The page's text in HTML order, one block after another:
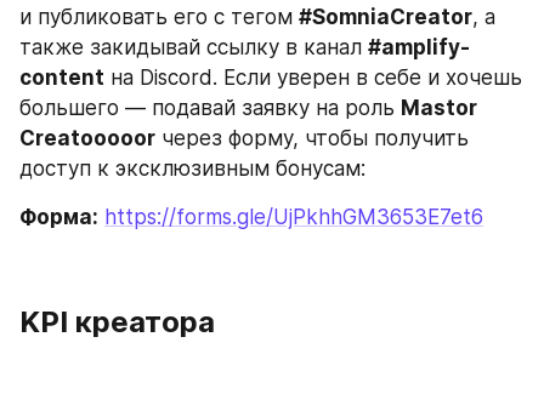
и публиковать его с тегом #SomniaCreator, а
также закидывай ссылку в канал #amplify-
content на Discord. Если уверен в себе и хочешь
большего — подавай заявку на роль Mastor
Creatooooor через форму, чтобы получить
доступ к эксклюзивным бонусам:
Форма: https://forms.gle/UjPkhhGM3653E7et6
KPI креатора